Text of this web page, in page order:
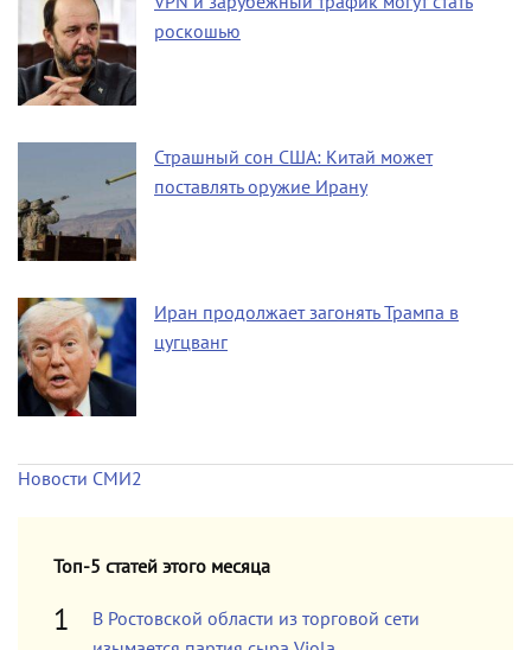
роскошью
Страшный сон США: Китай может
поставлять оружие Ирану
Иран продолжает загонять Трампа в
цугцванг
Новости СМИ2
Топ-5 статей этого месяца
В Ростовской области из торговой сети